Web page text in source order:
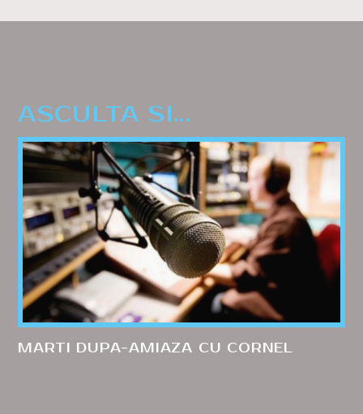
ASCULTA SI...
MARTI DUPA-AMIAZA CU CORNEL